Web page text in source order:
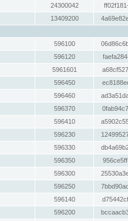
24300042
13409200
596100
596120
5961601
596450
596460
596370
596410
596230
596330
596350
596300
596250
596140
596200